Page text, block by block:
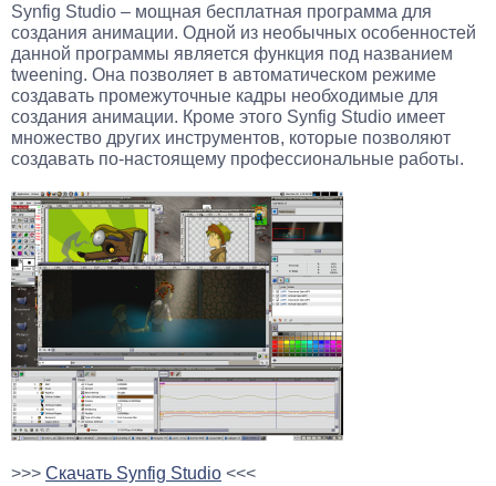
Synfig Studio – мощная бесплатная программа для
создания анимации. Одной из необычных особенностей
данной программы является функция под названием
tweening. Она позволяет в автоматическом режиме
создавать промежуточные кадры необходимые для
создания анимации. Кроме этого Synfig Studio имеет
множество других инструментов, которые позволяют
создавать по-настоящему профессиональные работы.
>>> Скачать Synfig Studio <<<